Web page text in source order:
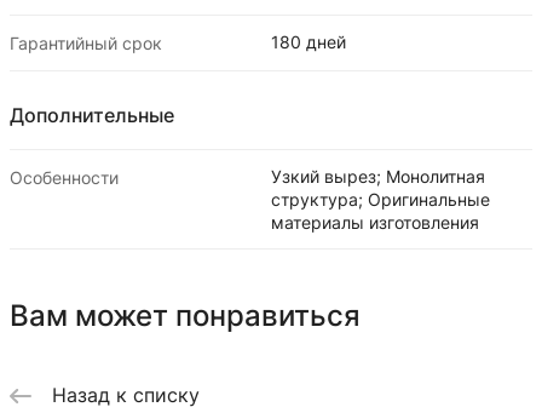
Гарантийный срок 180 дней
Дополнительные
Особенности
Узкий вырез; Монолитная
структура; Оригинальные
материалы изготовления
Вам может понравиться
Назад к списку